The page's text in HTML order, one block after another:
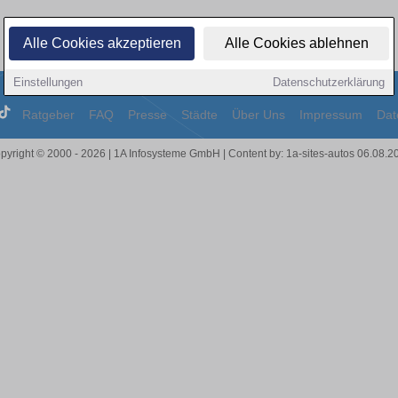
Alle Cookies akzeptieren Alle Cookies ablehnen
Einstellungen Datenschutzerklärung
Ratgeber FAQ Presse Städte Über Uns Impressum
© 2000 - 2026 | 1A Infosysteme GmbH | Content by: 1a-sites-autos